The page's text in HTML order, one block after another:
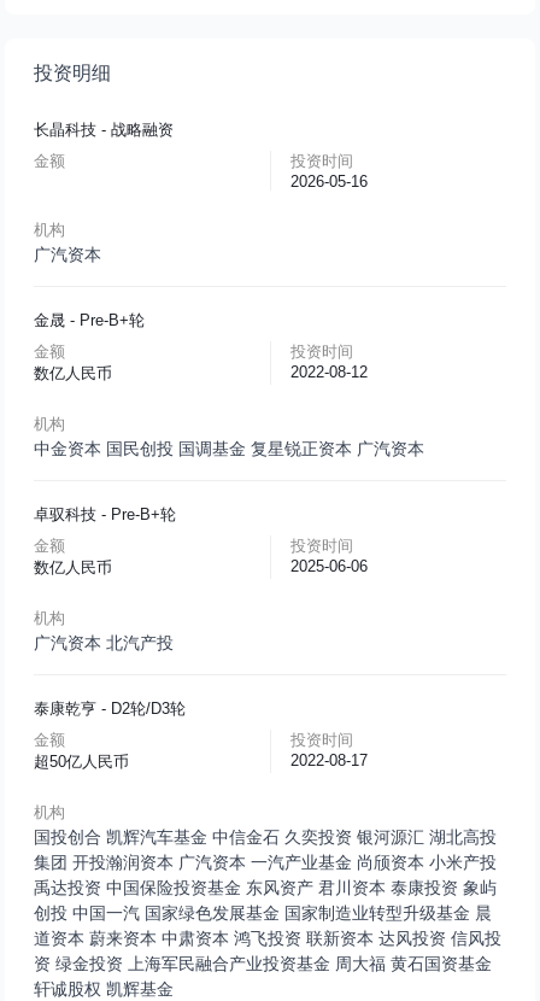
投资明细
长晶科技 - 战略融资
金额
投资时间
2026-05-16
机构
广汽资本
金晟 - Pre-B+轮
金额
数亿人民币
投资时间
2022-08-12
机构
中金资本 国民创投 国调基金 复星锐正资本 广汽资本
卓驭科技 - Pre-B+轮
金额
数亿人民币
投资时间
2025-06-06
机构
广汽资本 北汽产投
泰康乾亨 - D2轮/D3轮
金额
超50亿人民币
投资时间
2022-08-17
机构
国投创合 凯辉汽车基金 中信金石 久奕投资 银河源汇 湖北高投
集团 开投瀚润资本 广汽资本 一汽产业基金 尚颀资本 小米产投
禹达投资 中国保险投资基金 东风资产 君川资本 泰康投资 象屿
创投 中国一汽 国家绿色发展基金 国家制造业转型升级基金 晨
道资本 蔚来资本 中肃资本 鸿飞投资 联新资本 达风投资 信风投
资 绿金投资 上海军民融合产业投资基金 周大福 黄石国资基金
轩诚股权 凯辉基金